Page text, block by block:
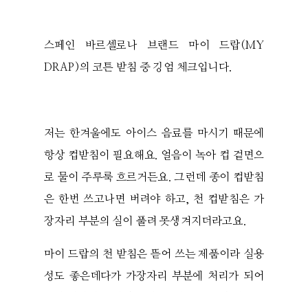
스페인 바르셀로나 브랜드 마이 드랍(MY
DRAP)의 코튼 받침 중 깅엄 체크입니다.
저는 한겨울에도 아이스 음료를 마시기 때문에
항상 컵받침이 필요해요. 얼음이 녹아 컵 겉면으
로 물이 주루룩 흐르거든요. 그런데 종이 컵받침
은 한번 쓰고나면 버려야 하고, 천 컵받침은 가
장자리 부분의 실이 풀려 못생겨지더라고요.
마이 드랍의 천 받침은 뜯어 쓰는 제품이라 실용
성도 좋은데다가 가장자리 부분에 처리가 되어